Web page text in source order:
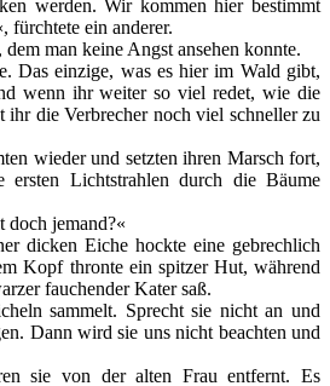
werden. Wir kommen hier bestimmt
fürchtete ein anderer.
man keine Angst ansehen konnte.
Das einzige, was es hier im Wald gibt,
wenn ihr weiter so viel redet, wie die
ihr die Verbrecher noch viel schneller zu
wieder und setzten ihren Marsch fort,
ersten Lichtstrahlen durch die Bäume
doch jemand?«
dicken Eiche hockte eine gebrechlich
Kopf thronte ein spitzer Hut, während
fauchender Kater saß.
sammelt. Sprecht sie nicht an und
Dann wird sie uns nicht beachten und
sie von der alten Frau entfernt. Es